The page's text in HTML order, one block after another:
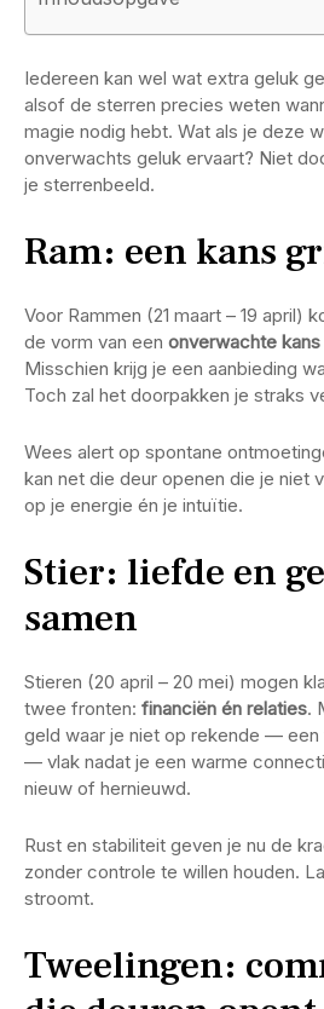
Iedereen kan wel wat extra geluk
alsof de sterren precies weten
magie nodig hebt. Wat als je deze
onverwachts geluk ervaart? Niet
je sterrenbeeld.
Ram: een kans
Voor Rammen (21 maart – 19 april)
de vorm van een onverwachte
Misschien krijg je een aanbieding
Toch zal het doorpakken je straks
Wees alert op spontane
kan net die deur openen die je niet
op je energie én je intuïtie.
Stier: liefde en
samen
Stieren (20 april – 20 mei) mogen
twee fronten: financiën én relaties.
geld waar je niet op rekende —
— vlak nadat je een warme
nieuw of hernieuwd.
Rust en stabiliteit geven je nu de
zonder controle te willen houden.
stroomt.
Tweelingen: